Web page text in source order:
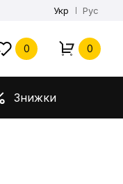
Укр Рус
0 0
Знижки